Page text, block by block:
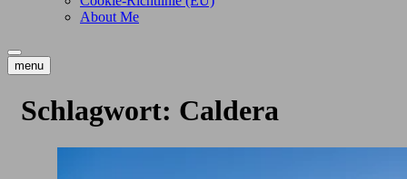
About Me
menu
Schlagwort: Caldera